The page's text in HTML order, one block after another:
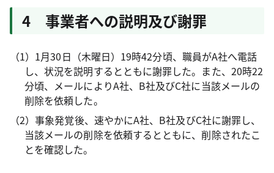
4 事業者への説明及び謝罪
（1）1月30日（木曜日）19時42分頃、職員がA社へ電話
し、状況を説明するとともに謝罪した。また、20時22
分頃、メールによりA社、B社及びC社に当該メールの
削除を依頼した。
（2）事象発覚後、速やかにA社、B社及びC社に謝罪し、
当該メールの削除を依頼するとともに、削除されたこ
とを確認した。